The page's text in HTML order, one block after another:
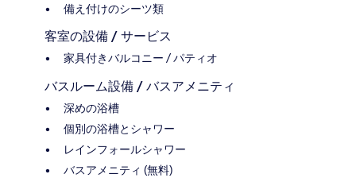
備え付けのシーツ類
客室の設備 / サービス
家具付きバルコニー / パティオ
バスルーム設備 / バスアメニティ
深めの浴槽
個別の浴槽とシャワー
レインフォールシャワー
バスアメニティ (無料)